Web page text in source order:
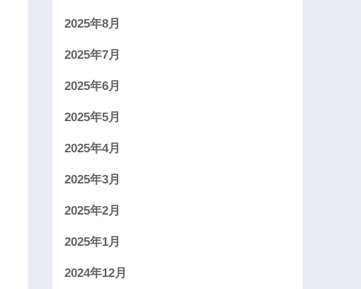
2025年8月
2025年7月
2025年6月
2025年5月
2025年4月
2025年3月
2025年2月
2025年1月
2024年12月